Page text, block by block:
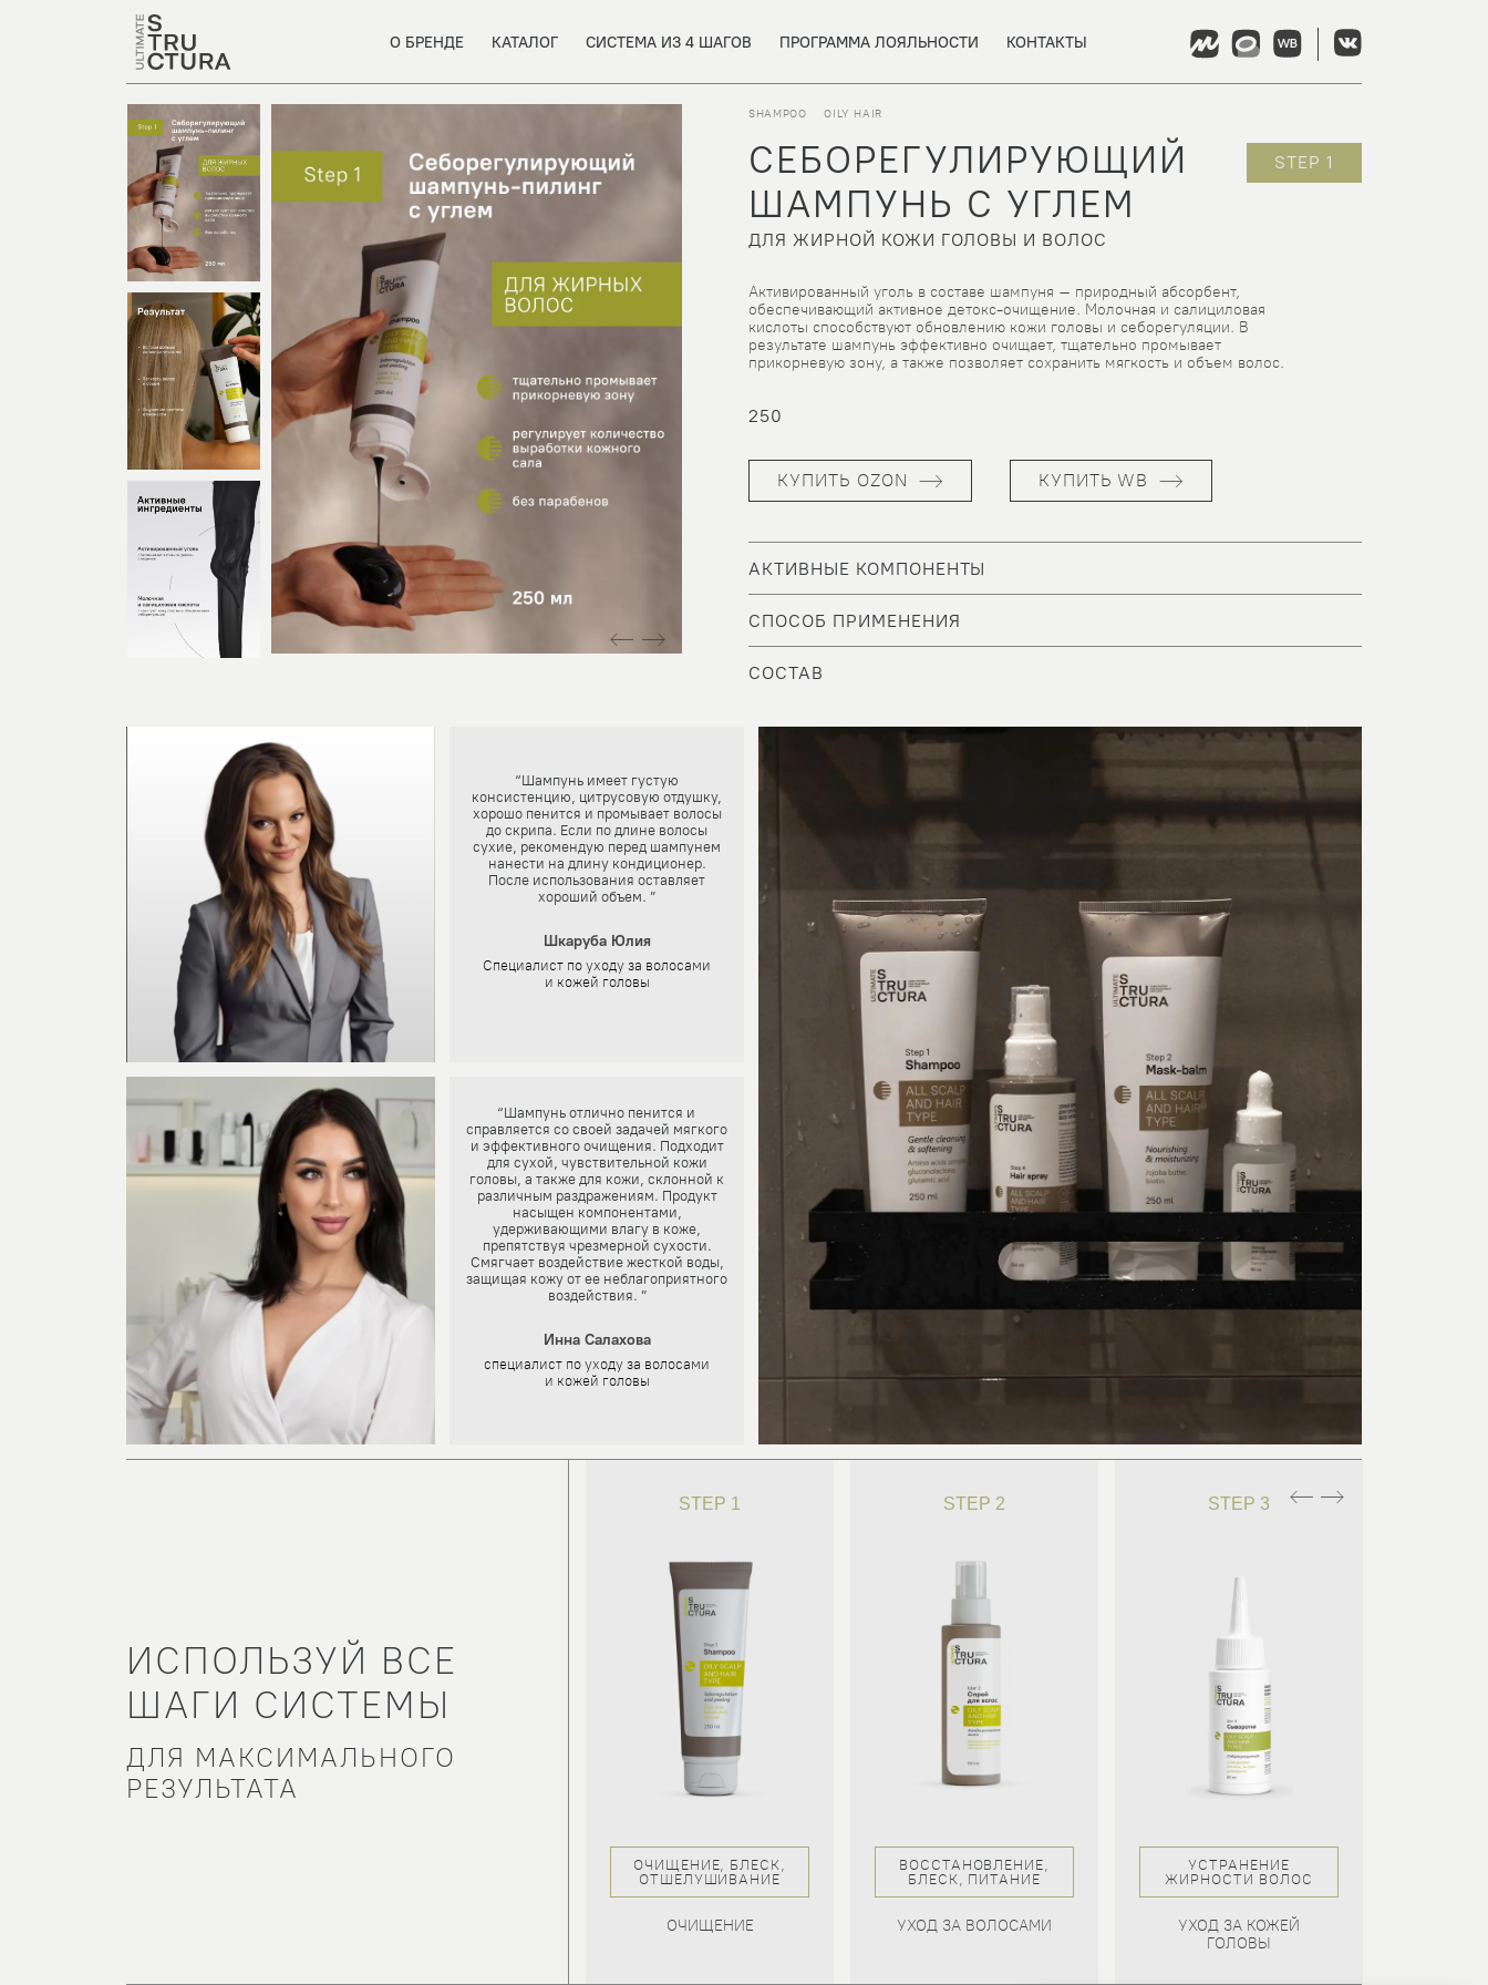
О БРЕНДЕ КАТАЛОГ СИСТЕМА ИЗ 4 ШАГОВ ПРОГРАММА ЛОЯЛЬНОСТИ КОНТАКТЫ
STEP 1
SHAMPOO OILY HAIR
СЕБОРЕГУЛИРУЮЩИЙ
ШАМПУНЬ С УГЛЕМ
ДЛЯ ЖИРНОЙ КОЖИ ГОЛОВЫ И ВОЛОС
Активированный уголь в составе шампуня – природный абсорбент,
обеспечивающий активное детокс-очищение. Молочная и салициловая
кислоты способствуют обновлению кожи головы и себорегуляции. В
результате шампунь эффективно очищает, тщательно промывает
прикорневую зону, а также позволяет сохранить мягкость и объем волос.
250
КУПИТЬ OZON КУПИТЬ WB
АКТИВНЫЕ КОМПОНЕНТЫ
СПОСОБ ПРИМЕНЕНИЯ
СОСТАВ
“Шампунь имеет густую
консистенцию, цитрусовую отдушку,
хорошо пенится и промывает волосы
до скрипа. Если по длине волосы
сухие, рекомендую перед шампунем
нанести на длину кондиционер.
После использования оставляет
хороший объем. ”
Шкаруба Юлия
Специалист по уходу за волосами
и кожей головы
“Шампунь отлично пенится и
справляется со своей задачей мягкого
и эффективного очищения. Подходит
для сухой, чувствительной кожи
головы, а также для кожи, склонной к
различным раздражениям. Продукт
насыщен компонентами,
удерживающими влагу в коже,
препятствуя чрезмерной сухости.
Смягчает воздействие жесткой воды,
защищая кожу от ее неблагоприятного
воздействия. ”
Инна Салахова
специалист по уходу за волосами
и кожей головы
ИСПОЛЬЗУЙ ВСЕ
ШАГИ СИСТЕМЫ
ДЛЯ МАКСИМАЛЬНОГО
РЕЗУЛЬТАТА
STEP 1
ОЧИЩЕНИЕ, БЛЕСК,
ОТШЕЛУШИВАНИЕ
ОЧИЩЕНИЕ
STEP 2
ВОССТАНОВЛЕНИЕ,
БЛЕСК, ПИТАНИЕ
УХОД ЗА ВОЛОСАМИ
STEP 3
УСТРАНЕНИЕ
ЖИРНОСТИ ВОЛОС
УХОД ЗА КОЖЕЙ
ГОЛОВЫ